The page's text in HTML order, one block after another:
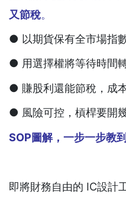
又節稅。
● 以期貨保有全市場指
● 用選擇權將等待時間
● 賺股利還能節稅，成
● 風險可控，槓桿要開
SOP圖解，一步一步教
即將財務自由的 IC設計